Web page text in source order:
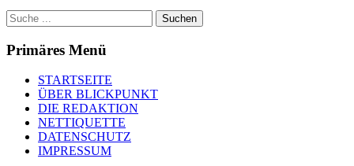
Suchen
nach:
Primäres Menü
STARTSEITE
ÜBER BLICKPUNKT
DIE REDAKTION
NETTIQUETTE
DATENSCHUTZ
IMPRESSUM